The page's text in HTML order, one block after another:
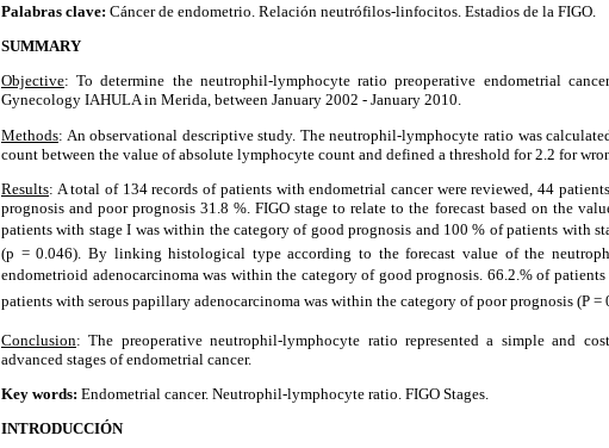
Palabras clave: Cáncer de endometrio. Relación neutrófilos-linfocitos. Estadios de la FIGO.
SUMMARY
Objective: To determine the neutrophil-lymphocyte ratio preoperative endometrial
Gynecology IAHULA in Merida, between January 2002 - January 2010.
Methods: An observational descriptive study. The neutrophil-lymphocyte ratio was
count between the value of absolute lymphocyte count and defined a threshold for 2.2 for
Results: A total of 134 records of patients with endometrial cancer were reviewed, 44
prognosis and poor prognosis 31.8 %. FIGO stage to relate to the forecast based on the
patients with stage I was within the category of good prognosis and 100 % of patients with
(p = 0.046). By linking histological type according to the forecast value of the
endometrioid adenocarcinoma was within the category of good prognosis. 66.2.% of
patients with serous papillary adenocarcinoma was within the category of poor prognosis (P
Conclusion: The preoperative neutrophil-lymphocyte ratio represented a simple and
advanced stages of endometrial cancer.
Key words: Endometrial cancer. Neutrophil-lymphocyte ratio. FIGO Stages.
INTRODUCCIÓN